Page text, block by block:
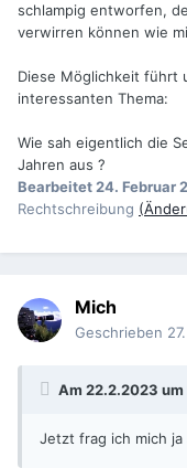
schlampig entworfen,
verwirren können wie
Diese Möglichkeit führt
interessanten Thema:
Wie sah eigentlich die
Jahren aus ?
Bearbeitet24. Februar
Rechtschreibung
Mich
Geschrieben
Am 22.2.2023
Jetzt frag ich mich